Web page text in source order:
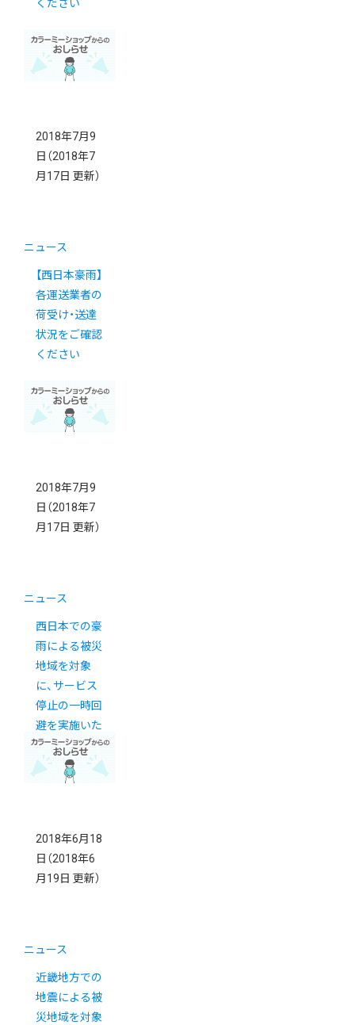
ください
2018年7月9
日 （2018年7
月17日 更新）
ニュース
【西日本豪雨】
各運送業者の
荷受け・送達
状況をご確認
ください
2018年7月9
日 （2018年7
月17日 更新）
ニュース
西日本での豪
雨による被災
地域を対象
に、サービス
停止の一時回
避を実施いた
します
2018年6月18
日 （2018年6
月19日 更新）
ニュース
近畿地方での
地震による被
災地域を対象